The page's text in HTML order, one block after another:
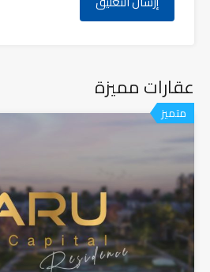
عقارات مميزة
متميز